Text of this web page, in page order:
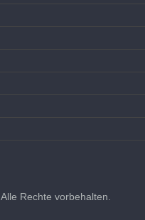
. Alle Rechte vorbehalten.